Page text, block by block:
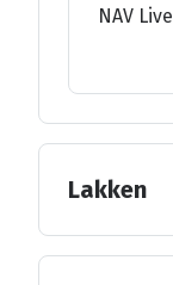
NAV Live
Lakken